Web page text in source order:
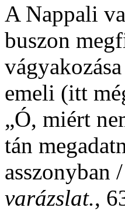
A Nappali
buszon
emeli (itt
„Ó, miért
tán
asszonyban
varázslat.,